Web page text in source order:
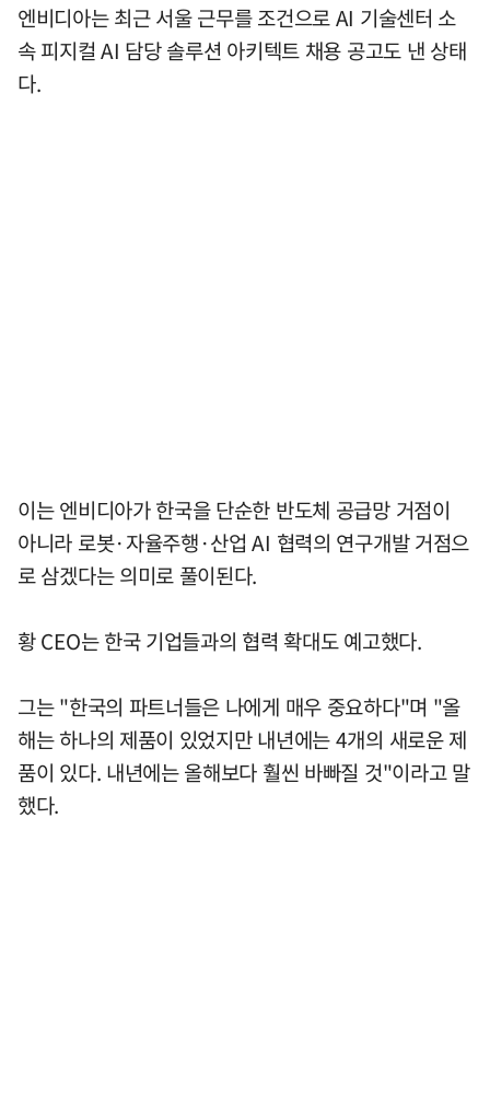
엔비디아는 최근 서울 근무를 조건으로 AI 기술센터 소
속 피지컬 AI 담당 솔루션 아키텍트 채용 공고도 낸 상태
다.
이는 엔비디아가 한국을 단순한 반도체 공급망 거점이
아니라 로봇·자율주행·산업 AI 협력의 연구개발 거점으
로 삼겠다는 의미로 풀이된다.
황 CEO는 한국 기업들과의 협력 확대도 예고했다.
그는 "한국의 파트너들은 나에게 매우 중요하다"며 "올
해는 하나의 제품이 있었지만 내년에는 4개의 새로운 제
품이 있다. 내년에는 올해보다 훨씬 바빠질 것"이라고 말
했다.